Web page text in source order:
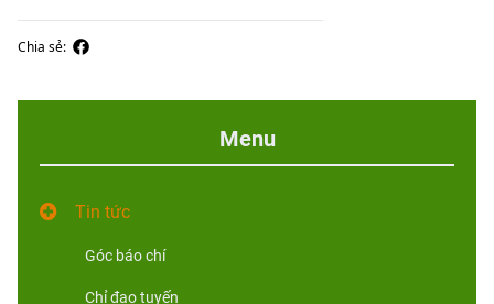
Chia sẻ:
Menu
Tin tức
Góc báo chí
Chỉ đạo tuyến